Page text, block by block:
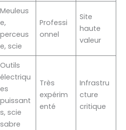
Meuleus
e,
perceus
e, scie
Professi
onnel
Site
haute
valeur
Outils
électriqu
es
puissant
s, scie
sabre
Très
expérim
enté
Infrastru
cture
critique